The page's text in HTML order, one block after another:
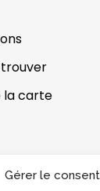
Gérer le
trouver
la carte